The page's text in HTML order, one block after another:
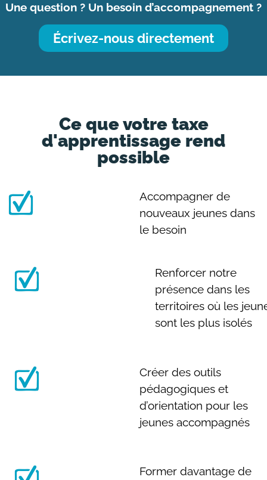
Une question ? Un besoin d’accompagnement ?
Écrivez-nous directement
Ce que votre taxe
d'apprentissage rend
possible
Accompagner de
nouveaux jeunes dans
le besoin
Renforcer notre
présence dans les
territoires où les
sont les plus isolés
Créer des outils
pédagogiques et
d’orientation pour les
jeunes accompagnés
Former davantage de